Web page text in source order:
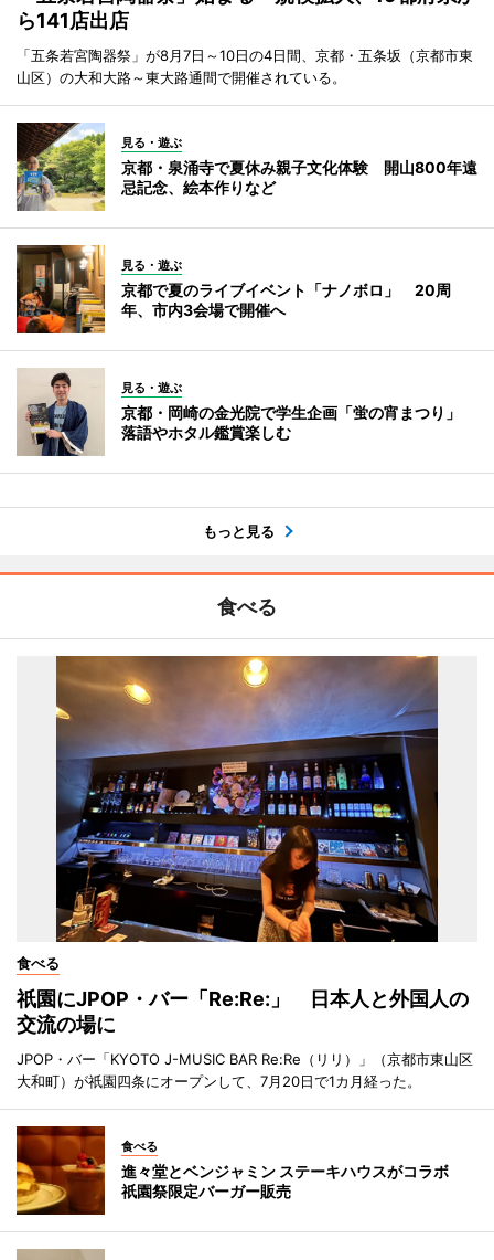
ら141店出店
「五条若宮陶器祭」が8月7日～10日の4日間、京都・五条坂（京都市東
山区）の大和大路～東大路通間で開催されている。
見る・遊ぶ
京都・泉涌寺で夏休み親子文化体験 開山800年遠
忌記念、絵本作りなど
見る・遊ぶ
京都で夏のライブイベント「ナノボロ」 20周
年、市内3会場で開催へ
見る・遊ぶ
京都・岡崎の金光院で学生企画「蛍の宵まつり」
落語やホタル鑑賞楽しむ
もっと見る
食べる
食べる
祇園にJPOP・バー「Re:Re:」 日本人と外国人の
交流の場に
JPOP・バー「KYOTO J-MUSIC BAR Re:Re（リリ）」（京都市東山区
大和町）が祇園四条にオープンして、7月20日で1カ月経った。
食べる
進々堂とベンジャミン ステーキハウスがコラボ
祇園祭限定バーガー販売